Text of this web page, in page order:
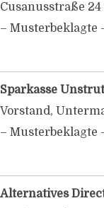
Cusanusstraße
– Musterbeklagte
Sparkasse
Vorstand,
– Musterbeklagte
Alternatives